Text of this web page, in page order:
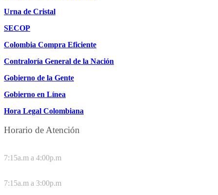
Urna de Cristal
SECOP
Colombia Compra Eficiente
Contraloría General de la Nación
Gobierno de la Gente
Gobierno en Línea
Hora Legal Colombiana
Horario de Atención
7:15a.m a 4:00p.m
7:15a.m a 3:00p.m